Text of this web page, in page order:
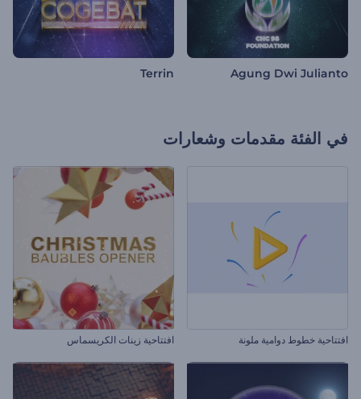
Agung Dwi Julianto
Terrin
في الفئة مقدمات وشعارات
افتتاحية خطوط دوامية ملونة افتتاحية زينات الكريسماس